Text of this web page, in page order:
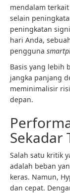
mendalam
selain
peningkatan
hari Anda,
pengguna
Basis yang lebih
jangka panjang
meminimalisir
depan.
Sekadar
Salah satu kritik
adalah beban
keras. Namun,
dan cepat.